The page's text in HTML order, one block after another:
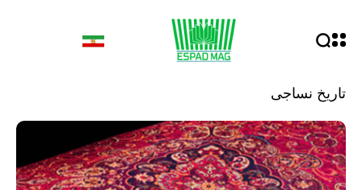
تاریخ نساجی